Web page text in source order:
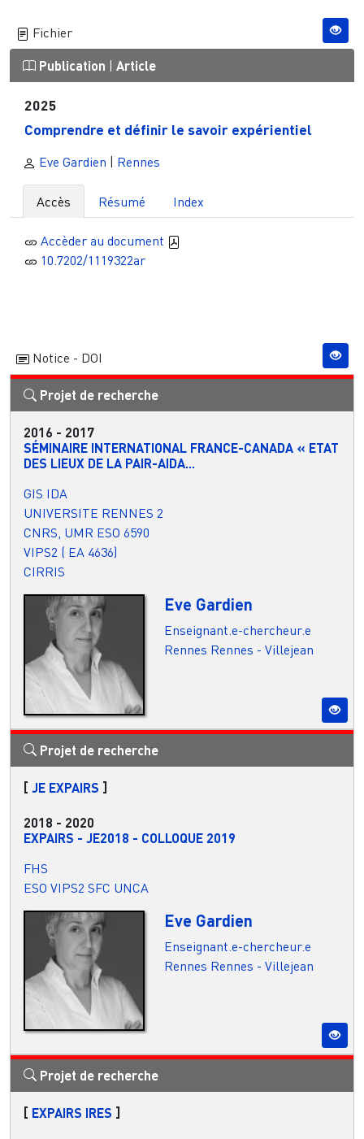
Fichier
Publication Article
2025
Comprendre et définir le savoir expérientiel
Eve Gardien | Rennes
Accès Résumé Index
Accèder au document
10.7202/1119322ar
Notice - DOI
Projet de recherche
2016 - 2017
SÉMINAIRE INTERNATIONAL FRANCE-CANADA « ETAT
DES LIEUX DE LA PAIR-AIDA...
GIS IDA
UNIVERSITE RENNES 2
CNRS, UMR ESO 6590
VIPS2 ( EA 4636)
CIRRIS
Eve Gardien
Enseignant.e-chercheur.e
Rennes Rennes - Villejean
Projet de recherche
[ JE EXPAIRS ]
2018 - 2020
EXPAIRS - JE2018 - COLLOQUE 2019
FHS
ESO VIPS2 SFC UNCA
Eve Gardien
Enseignant.e-chercheur.e
Rennes Rennes - Villejean
Projet de recherche
[ EXPAIRS IRES ]